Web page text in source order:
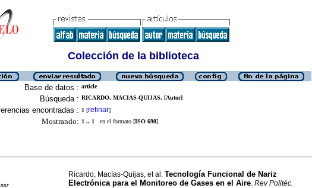
Colección de la biblioteca
Base de datos : article
Búsqueda : RICARDO, MACIAS-QUIJAS, [Autor]
encontradas : 1 [refinar]
Mostrando: 1 .. 1 en el formato [ISO 690]
Ricardo, Macías-Quijas, et al. Tecnología Funcional de Nariz
Electrónica para el Monitoreo de Gases en el Aire. Rev Politéc.